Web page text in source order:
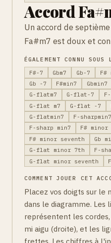
Accord
Un accord de
Fa#m7 est doux et
ÉGALEMENT CONNU SOUS
F#-7
Gbm7 Gb-7 F#
Gb -7
F#min7 Gbmin7
G-flatm7
G-flat-7
G-flat m7
G-flat -7
G-flatmin7
F-sharpmin7
F-sharp min7
F# minor
F# minor seventh
Gb
G-flat minor 7th
F-
G-flat minor seventh
COMMENT JOUER CET
Placez vos doigts sur le
dans le diagramme. Les
représentent les
mi aigu (droite), et les
frettes. Les chiffres à